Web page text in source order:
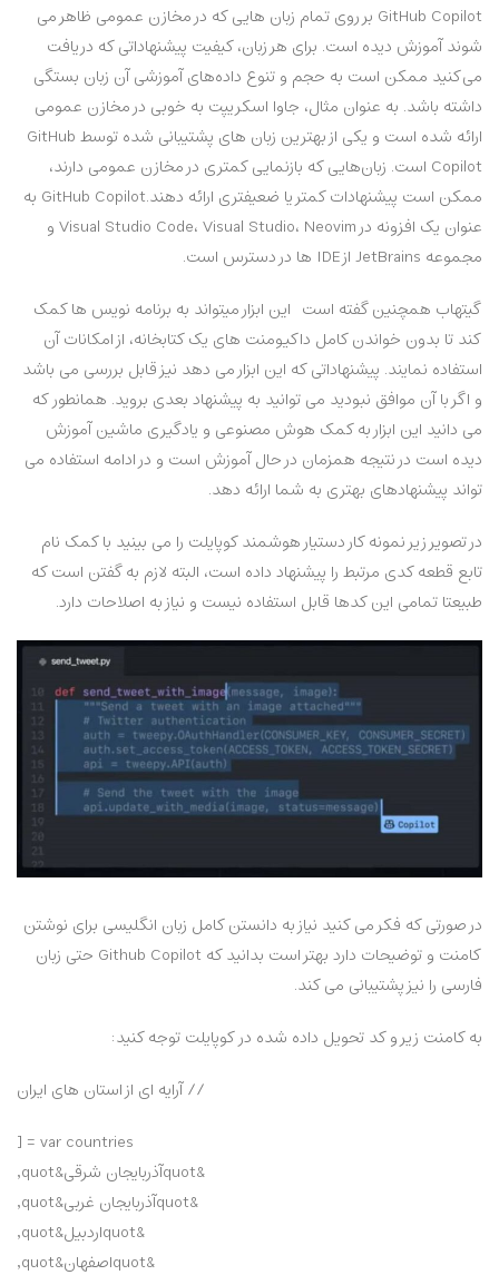
GitHub Copilot بر روی تمام زبان هایی که در مخازن عمومی ظاهر می
شوند آموزش دیده است. برای هر زبان، کیفیت پیشنهاداتی که دریافت
می‌کنید ممکن است به حجم و تنوع داده‌های آموزشی آن زبان بستگی
داشته باشد. به عنوان مثال، جاوا اسکریپت به خوبی در مخازن عمومی
ارائه شده است و یکی از بهترین زبان های پشتیبانی شده توسط GitHub
Copilot است. زبان‌هایی که بازنمایی کمتری در مخازن عمومی دارند،
ممکن است پیشنهادات کمتر یا ضعیفتری ارائه دهند.GitHub Copilot به
عنوان یک افزونه در Visual Studio Code، Visual Studio، Neovim و
مجموعه JetBrains از IDE ها در دسترس است.
گیتهاب همچنین گفته است این ابزار میتواند به برنامه نویس ها کمک
کند تا بدون خواندن کامل داکیومنت های یک کتابخانه، از امکانات آن
استفاده نمایند. پیشنهاداتی که این ابزار می دهد نیز قابل بررسی می باشد
و اگر با آن موافق نبودید می توانید به پیشنهاد بعدی بروید. همانطور که
می دانید این ابزار به کمک هوش مصنوعی و یادگیری ماشین آموزش
دیده است در نتیجه همزمان در حال آموزش است و در ادامه استفاده می
تواند پیشنهادهای بهتری به شما ارائه دهد.
در تصویر زیر نمونه کار دستیار هوشمند کوپایلت را می بینید با کمک نام
تابع قطعه کدی مرتبط را پیشنهاد داده است، البته لازم به گفتن است که
طبیعتا تمامی این کدها قابل استفاده نیست و نیاز به اصلاحات دارد.
در صورتی که فکر می کنید نیاز به دانستن کامل زبان انگلیسی برای نوشتن
کامنت و توضیحات دارد بهتر است بدانید که Github Copilot حتی زبان
فارسی را نیز پشتیبانی می کند.
به کامنت زیر و کد تحویل داده شده در کوپایلت توجه کنید:
// آرایه ای از استان های ایران
var countries = [
&quotآذربایجان شرقی&quot,
&quotآذربایجان غربی&quot,
&quotاردبیل&quot,
&quotاصفهان&quot,